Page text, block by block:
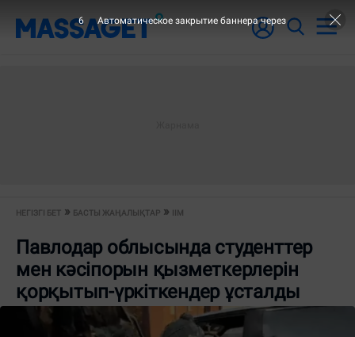
НЕГІЗГІ БЕТ БАСТЫ ЖАҢАЛЫҚТАР ІІМ
Павлодар облысында студенттер
мен кәсіпорын қызметкерлерін
қорқытып-үркіткендер ұсталды
5 Автоматическое закрытие баннера через